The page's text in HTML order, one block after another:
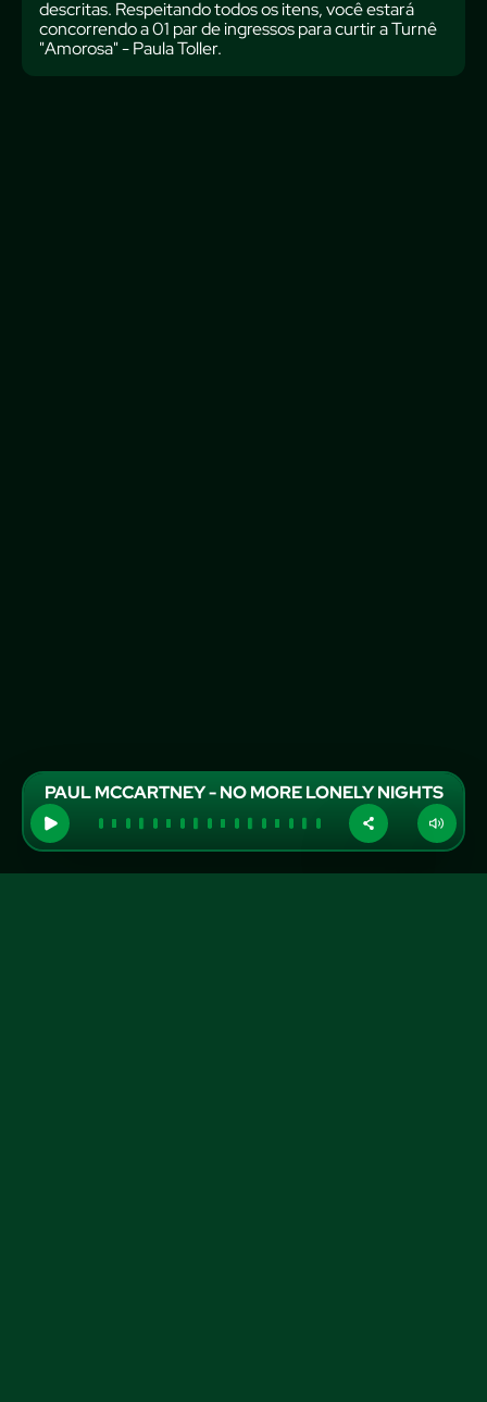
descritas. Respeitando todos os itens, você estará
concorrendo a 01 par de ingressos para curtir a Turnê
"Amorosa" - Paula Toller.
PAUL MCCARTNEY - NO MORE LONELY NIGHTS